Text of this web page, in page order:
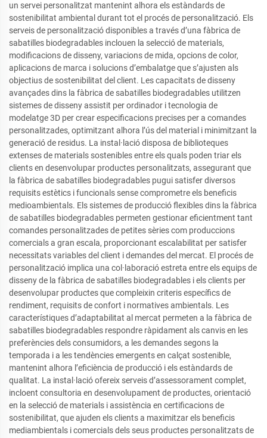
un servei personalitzat mantenint alhora els estàndards de
sostenibilitat ambiental durant tot el procés de personalització. Els
serveis de personalització disponibles a través d’una fàbrica de
sabatilles biodegradables inclouen la selecció de materials,
modificacions de disseny, variacions de mida, opcions de color,
aplicacions de marca i solucions d’embalatge que s’ajusten als
objectius de sostenibilitat del client. Les capacitats de disseny
avançades dins la fàbrica de sabatilles biodegradables utilitzen
sistemes de disseny assistit per ordinador i tecnologia de
modelatge 3D per crear especificacions precises per a comandes
personalitzades, optimitzant alhora l’ús del material i minimitzant la
generació de residus. La instal·lació disposa de biblioteques
extenses de materials sostenibles entre els quals poden triar els
clients en desenvolupar productes personalitzats, assegurant que
la fàbrica de sabatilles biodegradables pugui satisfer diversos
requisits estètics i funcionals sense comprometre els beneficis
medioambientals. Els sistemes de producció flexibles dins la fàbrica
de sabatilles biodegradables permeten gestionar eficientment tant
comandes personalitzades de petites sèries com produccions
comercials a gran escala, proporcionant escalabilitat per satisfer
necessitats variables del client i demandes del mercat. El procés de
personalització implica una col·laboració estreta entre els equips de
disseny de la fàbrica de sabatilles biodegradables i els clients per
desenvolupar productes que compleixin criteris específics de
rendiment, requisits de confort i normatives ambientals. Les
característiques d’adaptabilitat al mercat permeten a la fàbrica de
sabatilles biodegradables respondre ràpidament als canvis en les
preferències dels consumidors, a les demandes segons la
temporada i a les tendències emergents en calçat sostenible,
mantenint alhora l’eficiència de producció i els estàndards de
qualitat. La instal·lació ofereix serveis d’assessorament complet,
incloent consultoria en desenvolupament de productes, orientació
en la selecció de materials i assistència en certificacions de
sostenibilitat, que ajuden els clients a maximitzar els beneficis
mediambientals i comercials dels seus productes personalitzats de